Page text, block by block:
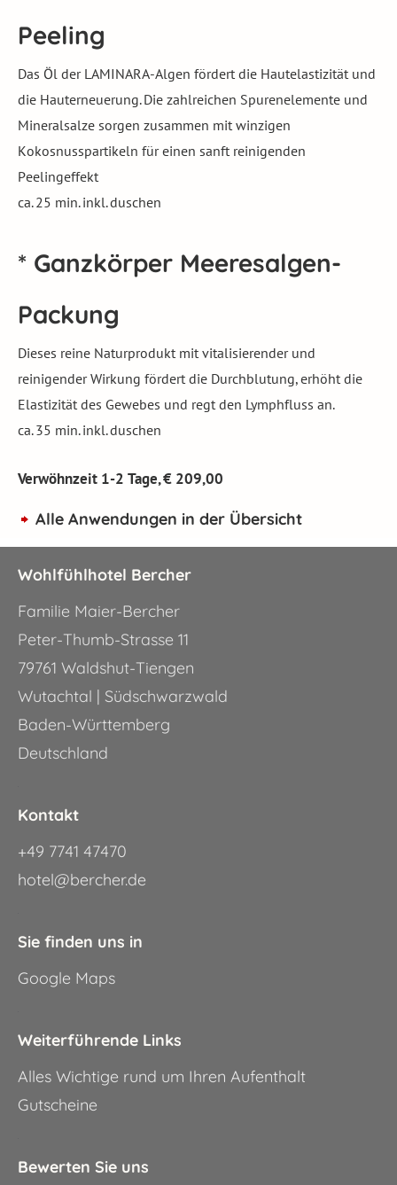
Peeling
Das Öl der LAMINARA-Algen fördert die Hautelastizität und
die Hauterneuerung. Die zahlreichen Spurenelemente und
Mineralsalze sorgen zusammen mit winzigen
Kokosnusspartikeln für einen sanft reinigenden
Peelingeffekt
ca. 25 min. inkl. duschen
* Ganzkörper Meeresalgen-
Packung
Dieses reine Naturprodukt mit vitalisierender und
reinigender Wirkung fördert die Durchblutung, erhöht die
Elastizität des Gewebes und regt den Lymphfluss an.
ca. 35 min. inkl. duschen
Verwöhnzeit 1-2 Tage, € 209,00
Alle Anwendungen in der Übersicht
Wohlfühlhotel Bercher
Familie Maier-Bercher
Peter-Thumb-Strasse 11
79761 Waldshut-Tiengen
Wutachtal | Südschwarzwald
Baden-Württemberg
Deutschland
Kontakt
+49 7741 47470
hotel@bercher.de
Sie finden uns in
Google Maps
Weiterführende Links
Alles Wichtige rund um Ihren Aufenthalt
Gutscheine
Bewerten Sie uns